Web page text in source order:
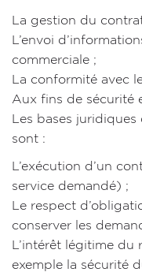
La gestion du
L’envoi
commerciale ;
La conformité avec
Aux fins de sécurité
Les bases
sont :
L’exécution d’un
service demandé) ;
Le respect
conserver les
L’intérêt légitime du
exemple la sécurité